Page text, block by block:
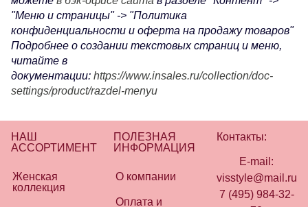
"Меню и страницы" -> "Политика
конфиденциальности и оферта на продажу товаров"
Подробнее о создании текстовых страниц и меню,
читайте в
документации: https://www.insales.ru/collection/doc-
settings/product/razdel-menyu
НАШ
АССОРТИМЕНТ
Женская
коллекция
ПОЛЕЗНАЯ
ИНФОРМАЦИЯ
О компании
Оплата и
Контакты:
E-mail:
visstyle@mail.ru
7 (495) 984-32-